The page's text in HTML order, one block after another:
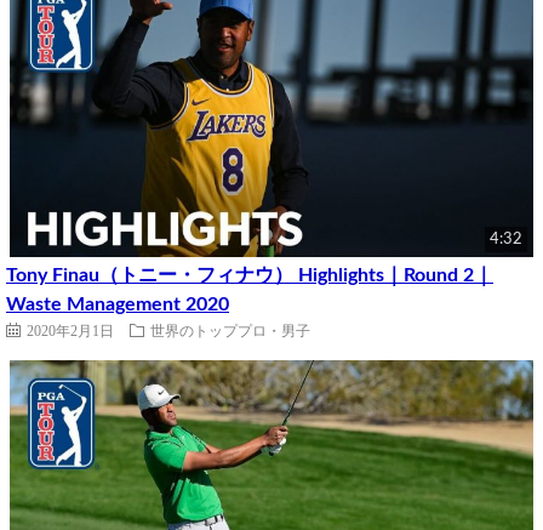
4:32
Tony Finau（トニー・フィナウ） Highlights｜Round 2｜
Waste Management 2020
2020年2月1日 世界のトッププロ・男子